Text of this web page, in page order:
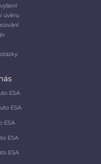
úvěru
ESA
ESA
ESA
ESA
ESA